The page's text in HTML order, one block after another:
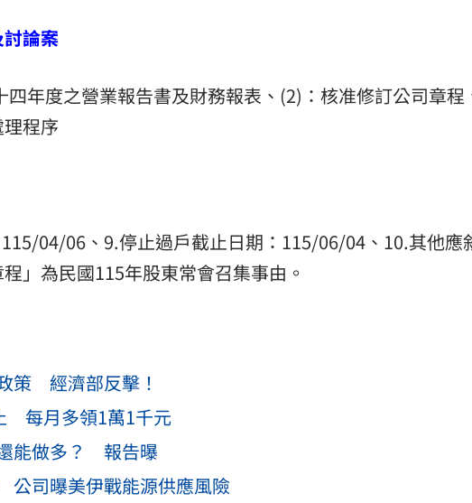
論案
四年度之營業報告書及財務報表、(2)：核准修訂公司章程
程序
04/06、9.停止過戶截止日期：115/06/04、10.其他應
」為民國115年股東常會召集事由。
策 經濟部反擊！
每月多領1萬1千元
能做多？ 報告曝
司曝美伊戰能源供應風險